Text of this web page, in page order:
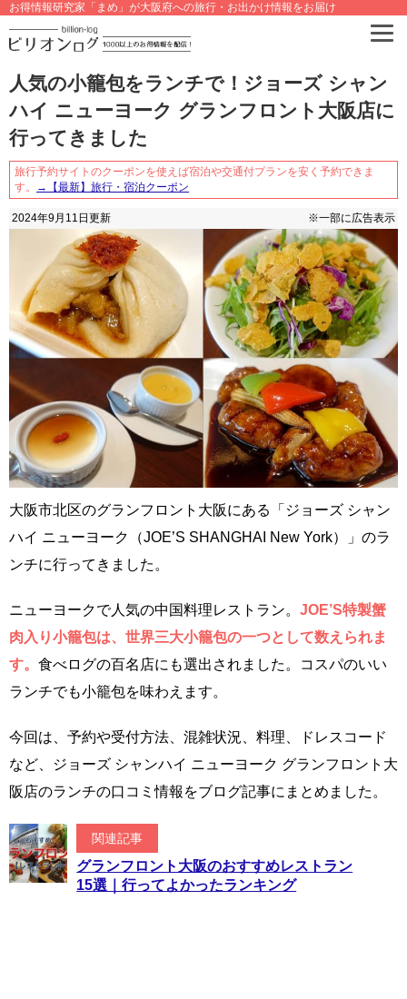
お得情報研究家「まめ」が大阪府への旅行・お出かけ情報をお届け
人気の小籠包をランチで！ジョーズ シャン
ハイ ニューヨーク グランフロント大阪店に
行ってきました
旅行予約サイトのクーポンを使えば宿泊や交通付プランを安く予約できま
す。
→【最新】旅行・宿泊クーポン
2024年9月11日 更新 ※一部に広告表示
大阪市北区のグランフロント大阪にある「ジョーズ シャン
ハイ ニューヨーク（JOE’S SHANGHAI New York）」のラ
ンチに行ってきました。
ニューヨークで人気の中国料理レストラン。 JOE’S特製蟹
肉入り小籠包は、世界三大小籠包の一つとして数えられま
す。 食べログの百名店にも選出されました。コスパのいい
ランチでも小籠包を味わえます。
今回は、予約や受付方法、混雑状況、料理、ドレスコード
など、ジョーズ シャンハイ ニューヨーク グランフロント大
阪店のランチの口コミ情報をブログ記事にまとめました。
関連記事
グランフロント大阪のおすすめレストラン
15選｜行ってよかったランキング